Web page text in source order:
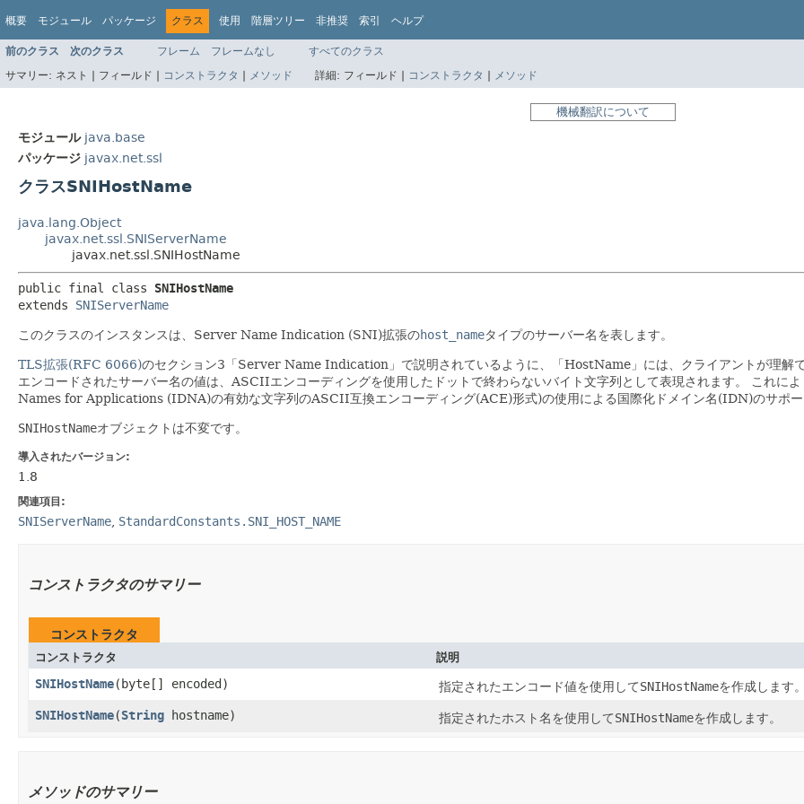
概要 モジュール パッケージ クラス 使用 階層ツリー 非推奨 索引 ヘルプ
前のクラス 次のクラス フレーム フレームなし
すべてのクラス
サマリー: ネスト | フィールド | コンストラクタ | メソッド 詳細: フィールド | コンストラクタ | メソッド
機械翻訳について
モジュール java.base
パッケージ javax.net.ssl
クラスSNIHostName
java.lang.Object
javax.net.ssl.SNIServerName
javax.net.ssl.SNIHostName
public final class SNIHostName
extends SNIServerName
このクラスのインスタンスは、Server Name Indication (SNI)拡張のhost_nameタイプのサーバー名を表します。
TLS拡張(RFC 6066)のセクション3「Server Name Indication」で説明されているように、「HostName」には、クライアントが理解
エンコードされたサーバー名の値は、ASCIIエンコーディングを使用したドットで終わらないバイト文字列として表現されます。
これに
Names for Applications (IDNA)の有効な文字列のASCII互換エンコーディング(ACE)形式)の使用による国際化ドメイン名(IDN)のサポー
SNIHostNameオブジェクトは不変です。
導入されたバージョン:
1.8
関連項目:
SNIServerName StandardConstants.SNI_HOST_NAME
コンストラクタのサマリー
コンストラクタ
コンストラクタ 説明
SNIHostName​(byte[] encoded) 指定されたエンコード値を使用してSNIHostNameを作成します
SNIHostName​(String hostname) 指定されたホスト名を使用してSNIHostNameを作成します。
メソッドのサマリー